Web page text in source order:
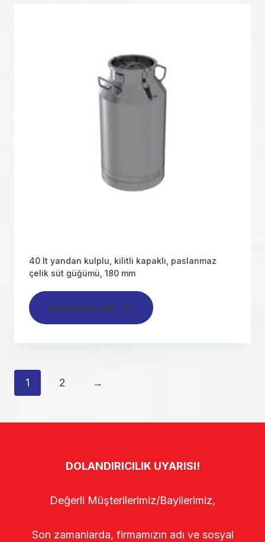
40 lt yandan kulplu, kilitli kapaklı, paslanmaz
çelik süt güğümü, 180 mm
Devamını oku
1 2 →
DOLANDIRICILIK UYARISI!
Değerli Müşterilerimiz/Bayilerimiz,
Son zamanlarda, firmamızın adı ve sosyal